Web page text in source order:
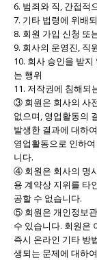
6. 범죄와 직, 간접적
7. 기타 법령에 위배
8. 회원 가입 신청 또
9. 회사의 운영진, 직
10. 회사 승인을 받
는 행위
11. 저작권에 침해되
③ 회원은 회사의 사
없으며, 영업활동의
발생한 결과에 대하
영업활동으로 인하
니다.
④ 회원은 회사의 명
용 계약상 지위를 타
공할 수 없습니다.
⑤ 회원은 개인정보
수 있습니다. 회원은
즉시 온라인 기타 방
생되는 문제에 대하